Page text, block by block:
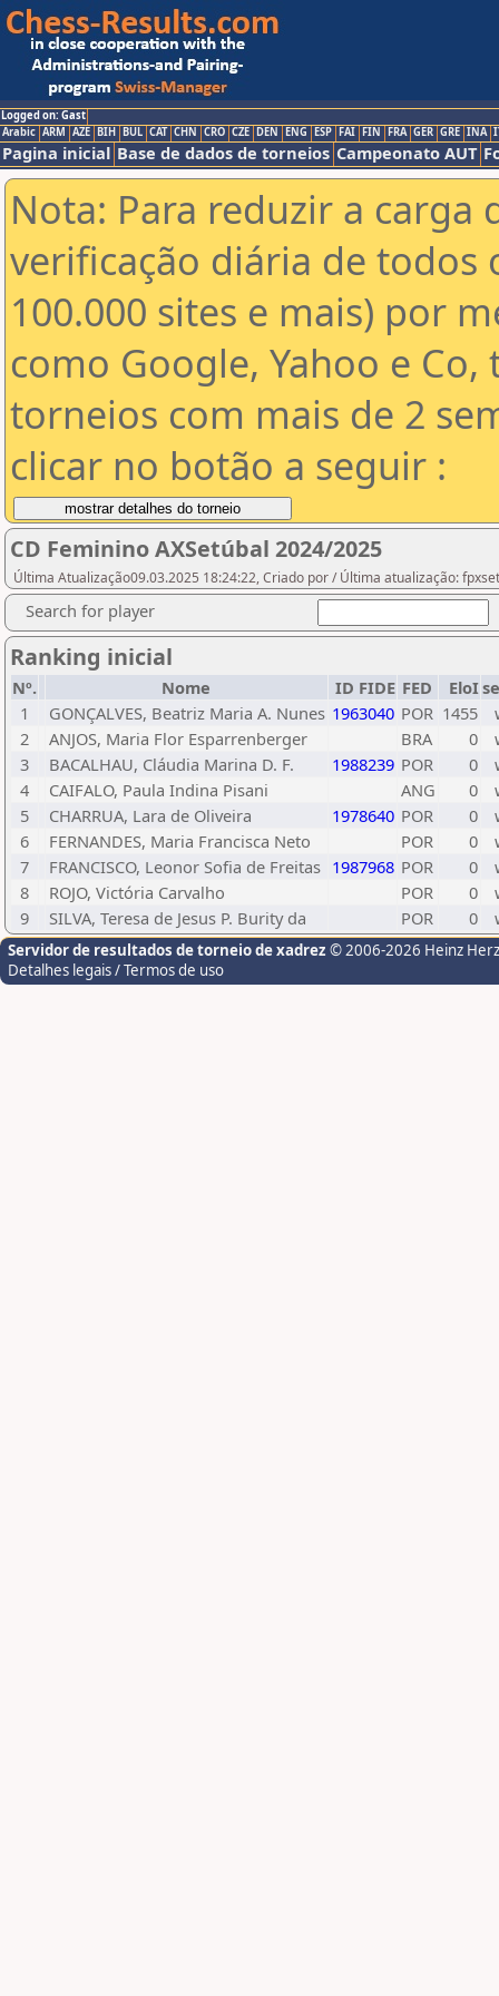
Logged on: Gast
Arabic ARM AZE BIH BUL CAT CHN CRO CZE DEN ENG ESP FAI FIN FRA GER GRE INA
Pagina inicial Base de dados de torneios Campeonato AUT
Nota: Para reduzir a carga
verificação diária de todos
100.000 sites e mais) por
como Google, Yahoo e
torneios com mais de 2
clicar no botão a seguir :
CD Feminino AXSetúbal 2024/2025
Última Atualização09.03.2025 18:24:22, Criado por / Última atualização:
Search for player
Ranking inicial
Nº. Nome ID FIDE FED EloI
1
GONÇALVES, Beatriz Maria A. Nunes 1963040 POR 1455
2
ANJOS, Maria Flor Esparrenberger BRA 0
3
BACALHAU, Cláudia Marina D. F. 1988239 POR 0
4
CAIFALO, Paula Indina Pisani ANG 0
5
CHARRUA, Lara de Oliveira 1978640 POR 0
6
FERNANDES, Maria Francisca Neto POR 0
7
FRANCISCO, Leonor Sofia de Freitas 1987968 POR 0
8
ROJO, Victória Carvalho POR 0
9
SILVA, Teresa de Jesus P. Burity da POR 0
Servidor de resultados de torneio de xadrez © 2006-2026 Heinz
Detalhes legais / Termos de uso